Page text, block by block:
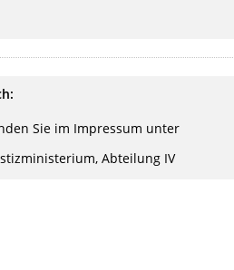
Sie im Impressum unter
Abteilung IV